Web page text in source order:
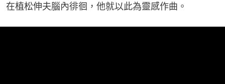
在植松伸夫腦內徘徊，他就以此為靈感作曲。